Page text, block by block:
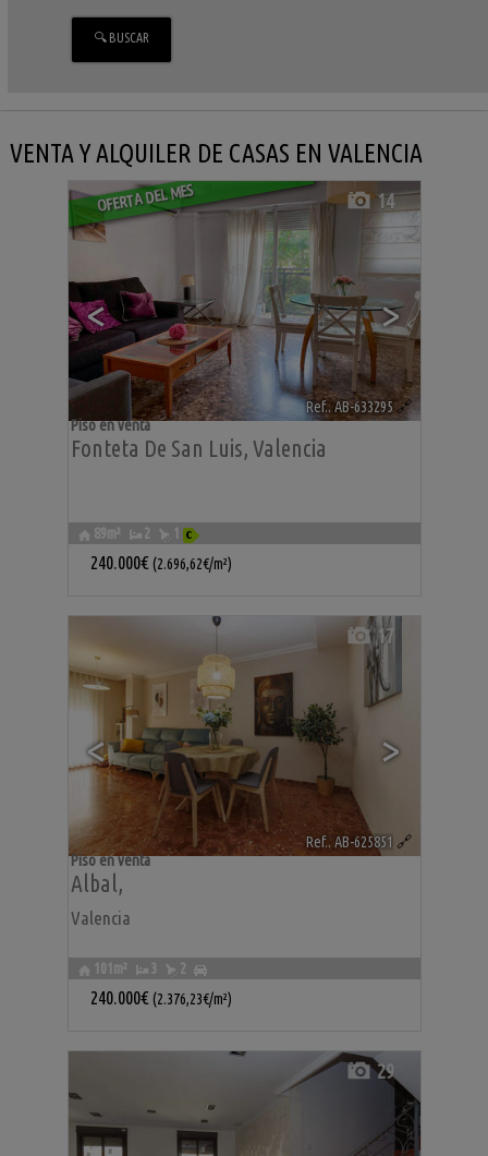
VENTA Y ALQUILER DE CASAS EN VALENCIA
OFERTA DEL MES
< >
14
Ref.. AB-633295 🔗
Fonteta De San Luis, Valencia
Piso en venta
89m² 2 1
240.000€ (2.696,62€/m²)
< >
17
Ref.. AB-625851 🔗
Albal,
Valencia
Piso en venta
101m² 3 2
240.000€ (2.376,23€/m²)
29